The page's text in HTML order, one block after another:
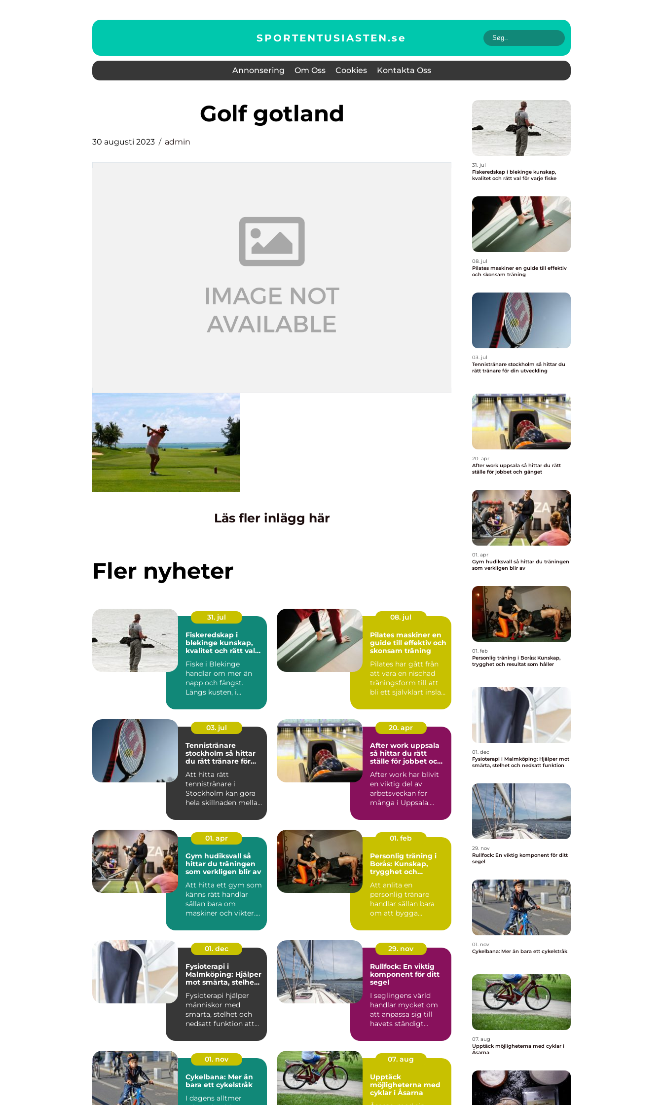
SPORTENTUSIASTEN.se
Annonsering Om Oss Cookies Kontakta Oss
golf gotland
30 augusti 2023 admin
Läs fler inlägg här
Fler nyheter
31. jul
Fiskeredskap i
blekinge kunskap,
kvalitet och rätt val
Fiske i Blekinge
handlar om mer än
napp och fångst.
Längs kusten, i
många sjöarn...
08. jul
Pilates maskiner en
guide till effektiv och
skonsam träning
Pilates har gått från
att vara en nischad
träningsform till att
bli ett självklart inslag
03. jul
Tennistränare
stockholm så hittar
du rätt tränare för
Att hitta rätt
tennistränare i
Stockholm kan göra
hela skillnaden mellan
och sna...
20. apr
After work uppsala
så hittar du rätt
ställe för jobbet och
After work har blivit
en viktig del av
arbetsveckan för
många i Uppsala.
utanför k...
01. apr
Gym hudiksvall så
hittar du träningen
som verkligen blir av
Att hitta ett gym som
känns rätt handlar
sällan bara om
maskiner och vikter.
Hudiksvall ...
01. feb
Personlig träning i
Borås: Kunskap,
trygghet och
Att anlita en
personlig tränare
handlar sällan bara
om att bygga
01. dec
Fysioterapi i
Malmköping: Hjälper
mot smärta, stelhet
Fysioterapi hjälper
människor med
smärta, stelhet och
nedsatt funktion att
29. nov
Rullfock: En viktig
komponent för ditt
segel
I seglingens värld
handlar mycket om
att anpassa sig till
havets ständigt
01. nov
Cykelbana: Mer än
bara ett cykelstråk
I dagens alltmer
07. aug
Upptäck
möjligheterna med
cyklar i Åsarna
31. jul
Fiskeredskap i blekinge kunskap,
kvalitet och rätt val för varje fiske
08. jul
Pilates maskiner en guide till effektiv
och skonsam träning
03. jul
Tennistränare stockholm så hittar du
rätt tränare för din utveckling
20. apr
After work uppsala så hittar du rätt
ställe för jobbet och gänget
01. apr
Gym hudiksvall så hittar du träningen
som verkligen blir av
01. feb
Personlig träning i Borås: Kunskap,
trygghet och resultat som håller
01. dec
Fysioterapi i Malmköping: Hjälper mot
smärta, stelhet och nedsatt funktion
29. nov
Rullfock: En viktig komponent för ditt
segel
01. nov
Cykelbana: Mer än bara ett cykelstråk
07. aug
Upptäck möjligheterna med cyklar i
Åsarna